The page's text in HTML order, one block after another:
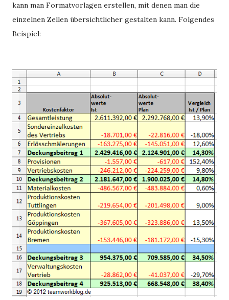
kann man Formatvorlagen erstellen, mit denen man die
einzelnen Zellen übersichtlicher gestalten kann. Folgendes
Beispiel: